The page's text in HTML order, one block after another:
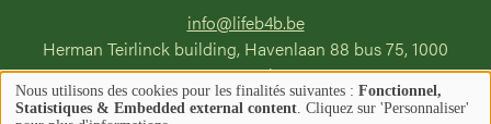
info@lifeb4b.be
Herman Teirlinck building, Havenlaan 88 bus 75, 1000
Brussel
Utilisation
Nous utilisons des cookies pour les finalités suivantes : Fonctionnel,
Statistiques & Embedded external content . Cliquez sur 'Personnaliser'